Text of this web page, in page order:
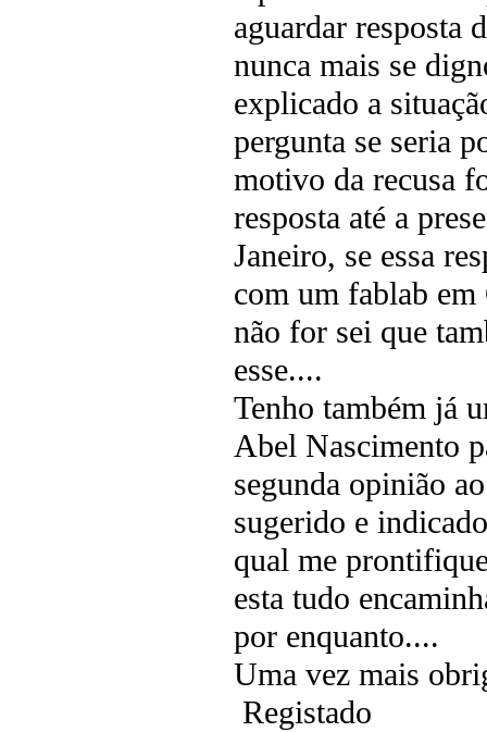
aguardar resposta
nunca mais se
explicado a
pergunta se seria
motivo da recusa
resposta até a
Janeiro, se essa
com um fablab em
não for sei que
esse....
Tenho também já
Abel Nascimento
segunda opinião
sugerido e
qual me
esta tudo
por enquanto....
Uma vez mais
Registado